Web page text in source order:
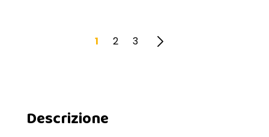
1 2 3
Descrizione